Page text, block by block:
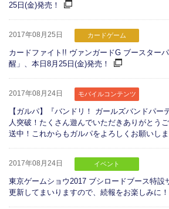
25日(金)発売！
2017年08月25日 カードゲーム
カードファイト!! ヴァンガードG ブースター
醒」、本日8月25日(金)発売！
2017年08月24日 モバイルコンテンツ
【ガルパ】『バンドリ！ ガールズバンドパー
人突破！たくさん遊んでいただきありがとう
送中！これからもガルパをよろしくお願いしま
2017年08月24日 イベント
東京ゲームショウ2017 ブシロードブース特設
更新してまいりますので、続報をお楽しみに！